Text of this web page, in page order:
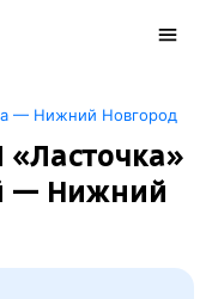
— Нижний Новгород
— Нижний